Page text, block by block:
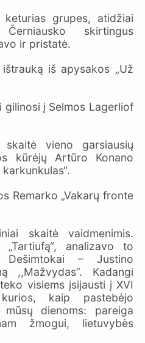
grupes, atidžiai
skirtingus
ir pristatė.
iš apysakos „Už
gilinosi į Selmos Lagerliof
vieno garsiausių
kūrėjų Artūro Konano
Remarko „Vakarų fronte
skaitė vaidmenimis.
analizavo to
Dešimtokai – Justino
,,Mažvydas”. Kadangi
visiems įsijausti į XVI
kaip pastebėjo
dienoms: pareiga
žmogui, lietuvybės